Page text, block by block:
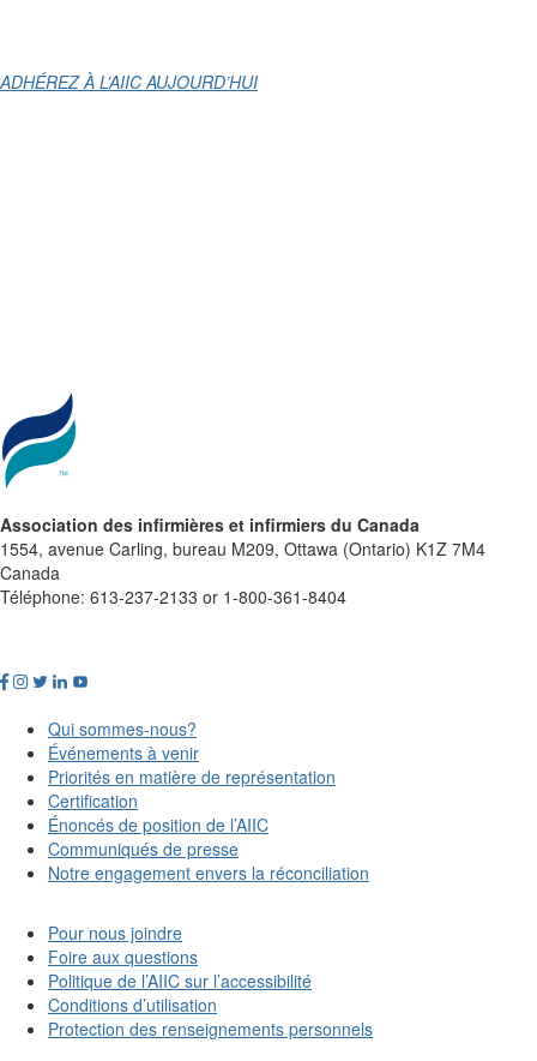
ADHÉREZ À L’AIIC AUJOURD’HUI
Association des infirmières et infirmiers du Canada
1554, avenue Carling, bureau M209, Ottawa (Ontario) K1Z 7M4
Canada
Téléphone: 613-237-2133 or 1-800-361-8404
Qui sommes-nous?
Événements à venir
Priorités en matière de représentation
Certification
Énoncés de position de l’AIIC
Communiqués de presse
Notre engagement envers la réconciliation
Pour nous joindre
Foire aux questions
Politique de l’AIIC sur l’accessibilité
Conditions d’utilisation
Protection des renseignements personnels